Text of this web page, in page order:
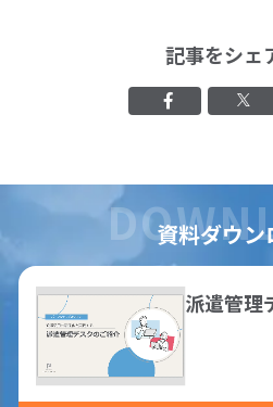
記事をシェ
資料ダウン
派遣管理